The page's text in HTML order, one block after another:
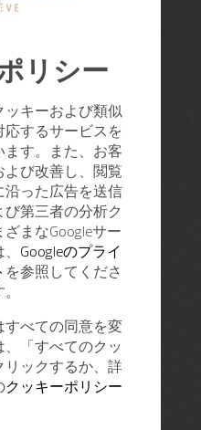
リシー
キーおよび類似
するサービスを
す。また、お客
び改善し、閲覧
沿った広告を送信
第三者の分析ク
まなGoogleサー
Googleのプライ
を参照してくださ
すべての同意を変
「すべてのクッ
リックするか、詳
クッキーポリシー